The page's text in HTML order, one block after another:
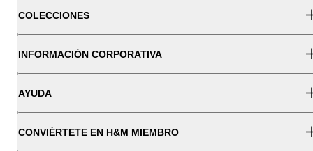
COLECCIONES
INFORMACIÓN CORPORATIVA
AYUDA
CONVIÉRTETE EN H&M MIEMBRO